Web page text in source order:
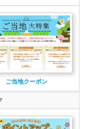
ご当地クーポン